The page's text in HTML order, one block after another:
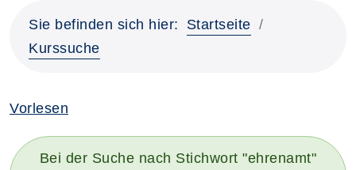
Sie befinden sich hier:
Startseite
Kurssuche
Vorlesen
Bei der Suche nach Stichwort "ehrenamt"